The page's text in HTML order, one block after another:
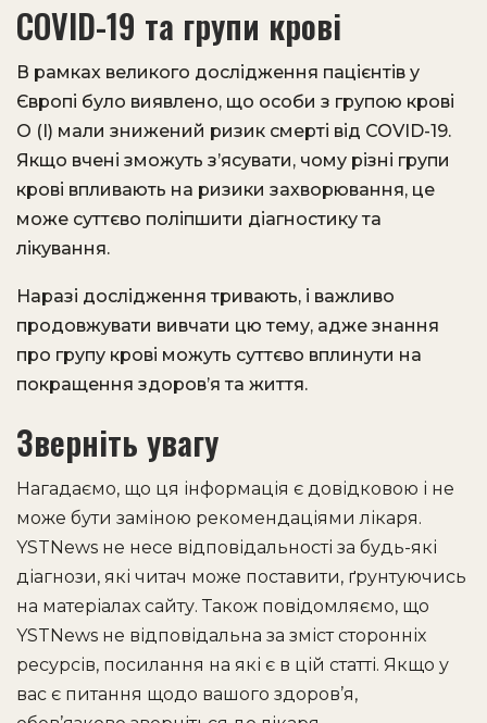
COVID-19 та групи крові
В рамках великого дослідження пацієнтів у
Європі було виявлено, що особи з групою крові
O (I) мали знижений ризик смерті від COVID-19.
Якщо вчені зможуть з’ясувати, чому різні групи
крові впливають на ризики захворювання, це
може суттєво поліпшити діагностику та
лікування.
Наразі дослідження тривають, і важливо
продовжувати вивчати цю тему, адже знання
про групу крові можуть суттєво вплинути на
покращення здоров’я та життя.
Зверніть увагу
Нагадаємо, що ця інформація є довідковою і не
може бути заміною рекомендаціями лікаря.
YSTNews не несе відповідальності за будь-які
діагнози, які читач може поставити, ґрунтуючись
на матеріалах сайту. Також повідомляємо, що
YSTNews не відповідальна за зміст сторонніх
ресурсів, посилання на які є в цій статті. Якщо у
вас є питання щодо вашого здоров’я,